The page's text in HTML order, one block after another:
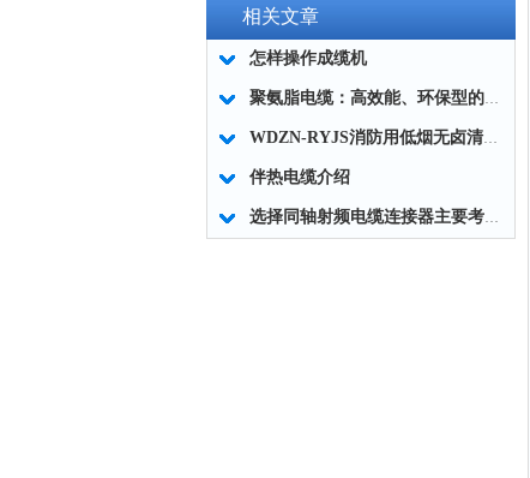
相关文章
怎样操作成缆机
聚氨脂电缆：高效能、环保型的电缆新选择
WDZN-RYJS消防用低烟无卤清洁环保电缆
伴热电缆介绍
选择同轴射频电缆连接器主要考虑的因素